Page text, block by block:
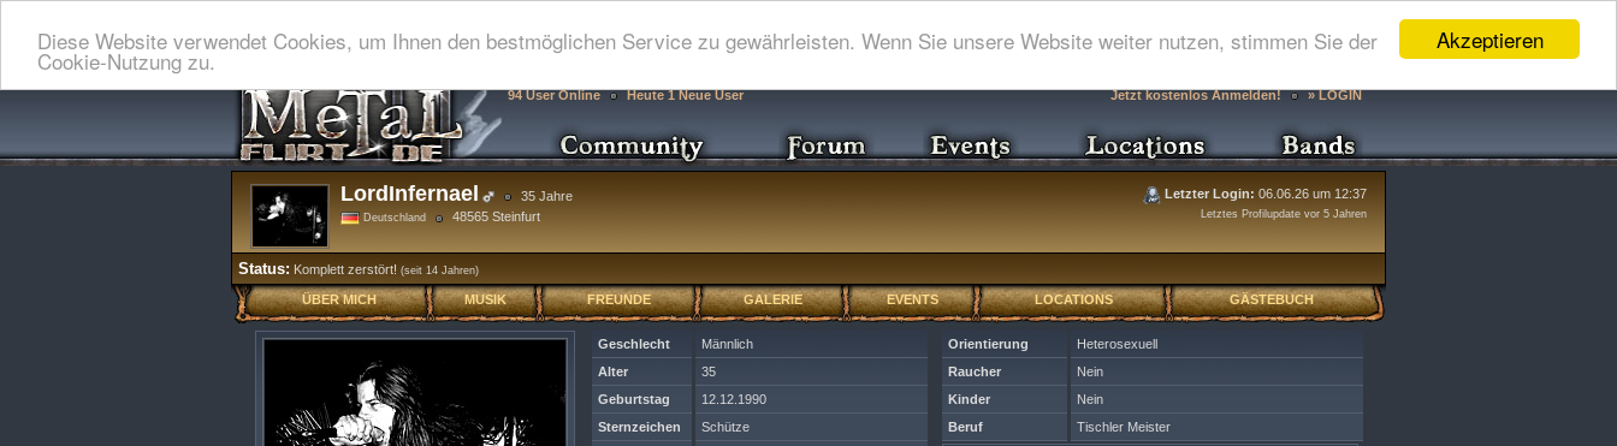
Akzeptieren
Diese Website verwendet Cookies, um Ihnen den bestmöglichen Service zu gewährleisten. Wenn Sie unsere Website weiter nutzen, stimmen Sie der
Cookie-Nutzung zu.
94 User Online Heute 1 Neue User Jetzt kostenlos Anmelden! » LOGIN
LordInfernael 35 Jahre
Deutschland 48565 Steinfurt
Letzter Login: 06.06.26 um 12:37
Letztes Profilupdate vor 5 Jahren
Status: Komplett zerstört! (seit 14 Jahren)
ÜBER MICH MUSIK FREUNDE GALERIE EVENTS LOCATIONS GÄSTEBUCH
Orientierung
Heterosexuell
Raucher
Nein
Kinder
Nein
Beruf
Tischler Meister
Geschlecht
Männlich
Alter
35
Geburtstag
12.12.1990
Sternzeichen
Schütze